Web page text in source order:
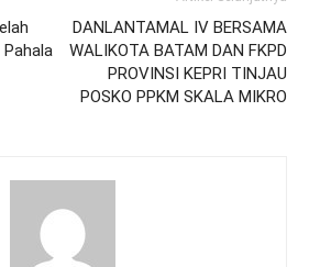
DANLANTAMAL IV BERSAMA
WALIKOTA BATAM DAN FKPD
PROVINSI KEPRI TINJAU
POSKO PPKM SKALA MIKRO